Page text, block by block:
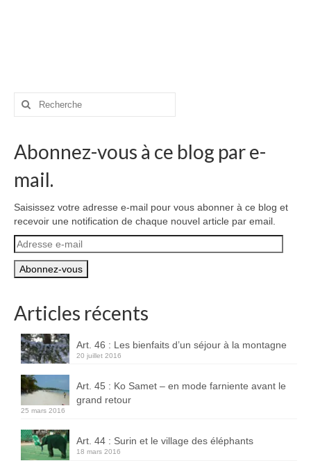
Rechercher
Abonnez-vous à ce blog par e-
mail.
Saisissez votre adresse e-mail pour vous abonner à ce blog et
recevoir une notification de chaque nouvel article par email.
Adresse
e-
mail
Articles récents
Art. 46 : Les bienfaits d’un séjour à la montagne
20 juillet 2016
Art. 45 : Ko Samet – en mode farniente avant le
grand retour
25 mars 2016
Art. 44 : Surin et le village des éléphants
18 mars 2016